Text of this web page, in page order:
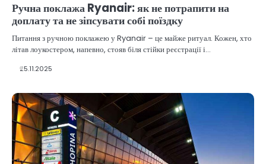
Ручна поклажа Ryanair: як не потрапити на
доплату та не зіпсувати собі поїздку
Питання з ручною поклажею у Ryanair – це майже ритуал. Кожен, хто
літав лоукостером, напевно, стояв біля стійки реєстрації і…
25.11.2025